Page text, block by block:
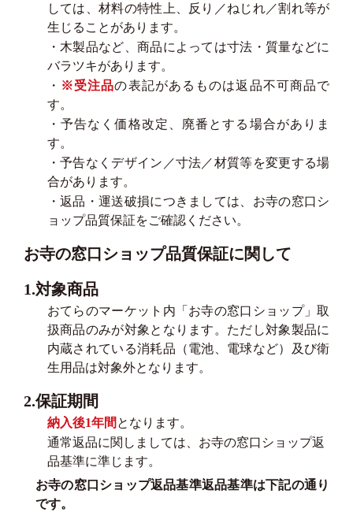
しては、材料の特性上、反り／ねじれ／割れ等が
生じることがあります。
・木製品など、商品によっては寸法・質量などに
バラツキがあります。
・ ※受注品の表記があるものは返品不可商品で
す。
・予告なく価格改定、廃番とする場合がありま
す。
・予告なくデザイン／寸法／材質等を変更する場
合があります。
・返品・運送破損につきましては、お寺の窓口シ
ョップ品質保証をご確認ください。
お寺の窓口ショップ品質保証に関して
1.対象商品
おてらのマーケット内「お寺の窓口ショップ」取
扱商品のみが対象となります。ただし対象製品に
内蔵されている消耗品（電池、電球など）及び衛
生用品は対象外となります。
2.保証期間
納入後1年間 となります。
通常返品に関しましては、お寺の窓口ショップ返
品基準に準じます。
お寺の窓口ショップ返品基準返品基準は下記の通り
です。